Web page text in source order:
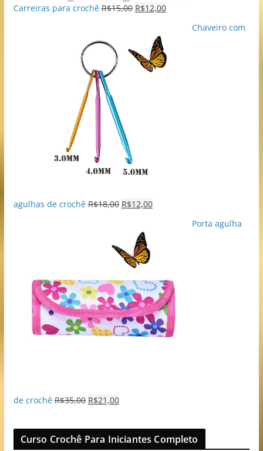
Carreiras para crochê R$15,00 R$12,00
Chaveiro com
agulhas de crochê R$18,00 R$12,00
Porta agulha
de crochê R$35,00 R$21,00
Curso Crochê Para Iniciantes Completo